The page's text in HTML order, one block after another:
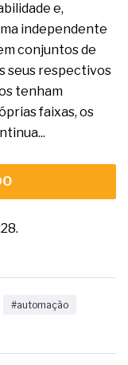
e,
independente
conjuntos de
seus respectivos
tenham
faixas, os
#automação